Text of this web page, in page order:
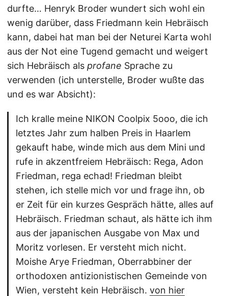
durfte… Henryk Broder wundert sich wohl ein
wenig darüber, dass Friedmann kein Hebräisch
kann, dabei hat man bei der Neturei Karta wohl
aus der Not eine Tugend gemacht und weigert
sich Hebräisch als profane Sprache zu
verwenden (ich unterstelle, Broder wußte das
und es war Absicht):
Ich kralle meine NIKON Coolpix 5ooo, die ich
letztes Jahr zum halben Preis in Haarlem
gekauft habe, winde mich aus dem Mini und
rufe in akzentfreiem Hebräisch: Rega, Adon
Friedman, rega echad! Friedman bleibt
stehen, ich stelle mich vor und frage ihn, ob
er Zeit für ein kurzes Gespräch hätte, alles auf
Hebräisch. Friedman schaut, als hätte ich ihm
aus der japanischen Ausgabe von Max und
Moritz vorlesen. Er versteht mich nicht.
Moishe Arye Friedman, Oberrabbiner der
orthodoxen antizionistischen Gemeinde von
Wien, versteht kein Hebräisch. von hier